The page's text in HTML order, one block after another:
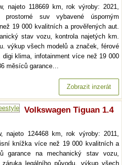
najeto 118669 km, rok výroby: 2021,
suv vybavené úsporným
19 000 kvalitních a prověřených aut.
stav vozu, kontrola najetých km.
výkup všech modelů a značek, férové
klima, infotainment více než 19 000
měsíců garance…
Zobrazit inzerát
Volkswagen Tiguan 1.4
najeto 124468 km, rok výroby: 2011,
knížka více než 19 000 kvalitních a
garance na mechanický stav vozu,
legálního původu. výkup všech